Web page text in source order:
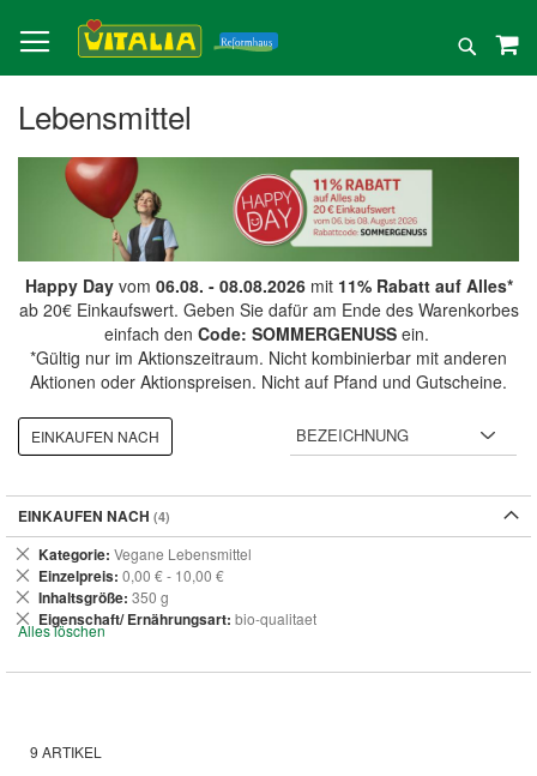
zum
Inhalt
Suche
Lebensmittel
Happy Dayvom 06.08. - 08.08.2026mit 11% Rabatt auf Alles*
ab 20€ Einkaufswert. Geben Sie dafür am Ende des Warenkorbes
einfach den Code: SOMMERGENUSSein.
*Gültig nur im Aktionszeitraum. Nicht kombinierbar mit anderen
Aktionen oder Aktionspreisen. Nicht auf Pfand und Gutscheine.
9 ARTIKEL
EINKAUFEN NACH
EINKAUFEN NACH
Kategorie Vegane Lebensmittel
Dies
entfernen
Einzelpreis 0,00 € - 10,00 €
Dies
entfernen
Inhaltsgröße 350 g
Dies
entfernen
Eigenschaft/ Ernährungsart bio-qualitaet
Dies
entfernen
Alles löschen